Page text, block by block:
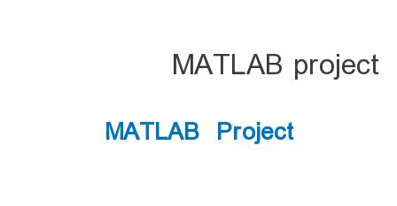
MATLAB project
MATLAB Project